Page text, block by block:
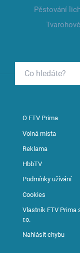
Pěstování
O FTV Prima
Volná místa
Reklama
HbbTV
Podmínky užívání
Cookies
Vlastník FTV Prima
r.o.
Nahlásit chybu